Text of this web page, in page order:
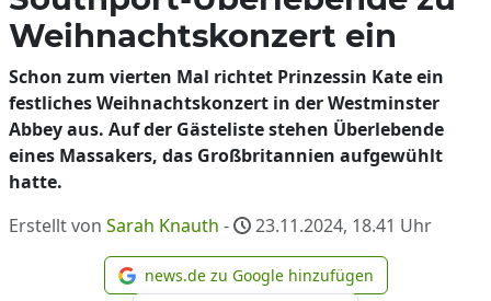
Weihnachtskonzert ein
Schon zum vierten Mal richtet Prinzessin Kate ein
festliches Weihnachtskonzert in der Westminster
Abbey aus. Auf der Gästeliste stehen Überlebende
eines Massakers, das Großbritannien aufgewühlt
hatte.
Erstellt von Sarah Knauth - 23.11.2024, 18.41 Uhr
news.de zu Google
news.de zu Google hinzufügen